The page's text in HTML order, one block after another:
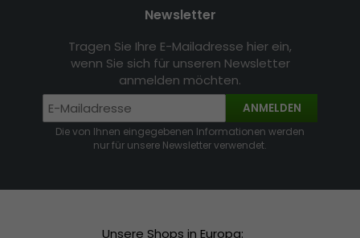
Newsletter
Tragen Sie Ihre E-Mailadresse hier ein,
wenn Sie sich für unseren Newsletter
anmelden möchten.
ANMELDEN
Die von Ihnen eingegebenen Informationen werden
nur für unsere Newsletter verwendet.
Unsere Shops in Europa: